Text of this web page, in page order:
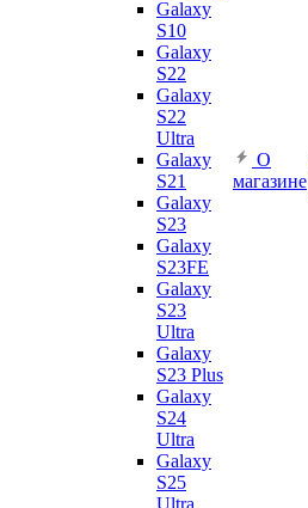
Galaxy
S10
Galaxy
S22
Galaxy
S22
Ultra
Galaxy
S21
Galaxy
S23
Galaxy
S23FE
Galaxy
S23
Ultra
Galaxy
S23 Plus
Galaxy
S24
Ultra
Galaxy
S25
Ultra
О
магазине